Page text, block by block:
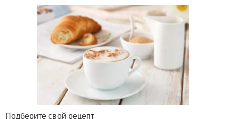
Подберите свой рецепт